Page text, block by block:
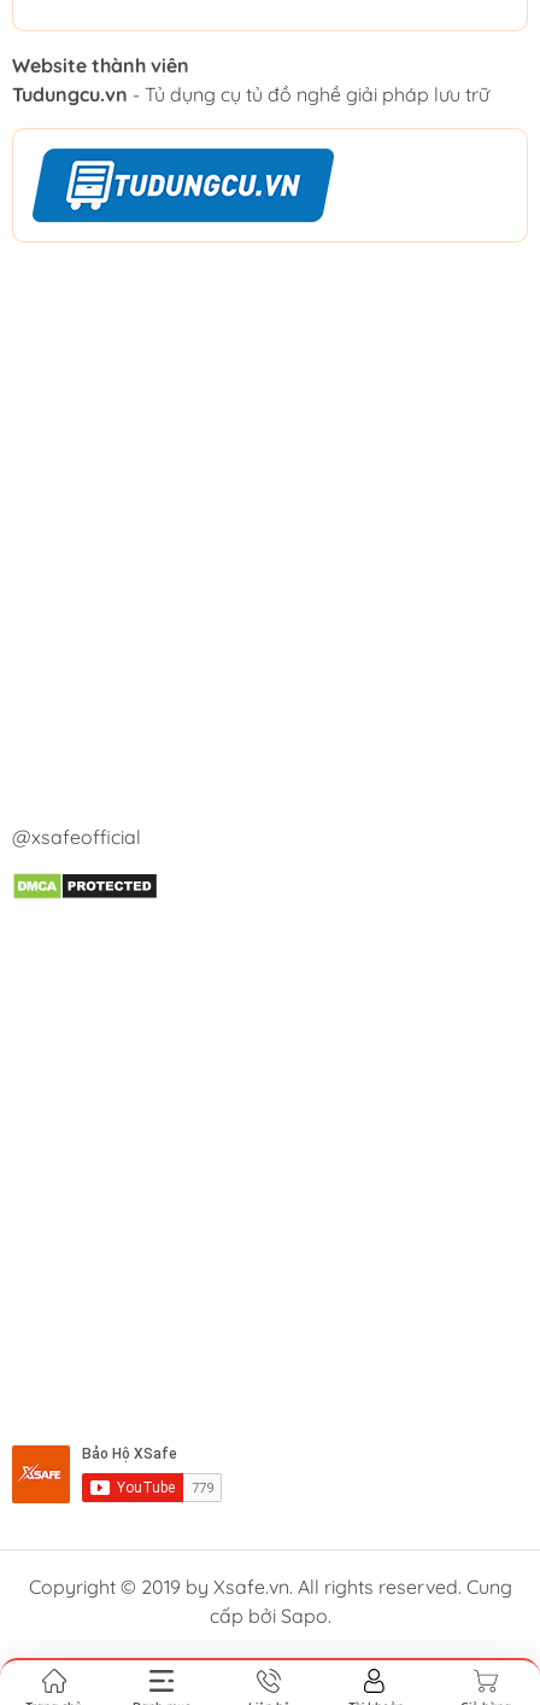
Website thành viên
Tudungcu.vn - Tủ dụng cụ tủ đồ nghề giải pháp lưu trữ
@xsafeofficial
Copyright © 2019 by Xsafe.vn. All rights reserved. Cung
cấp bởi Sapo.